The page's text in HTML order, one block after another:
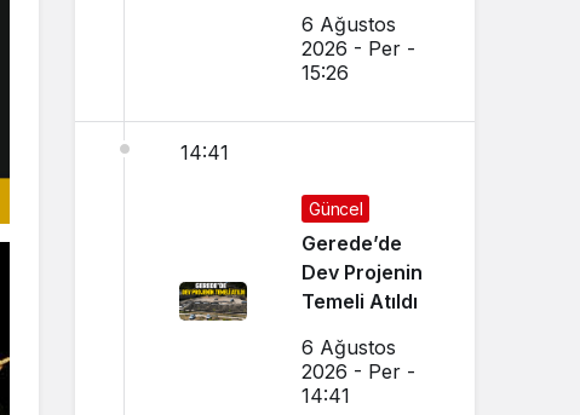
Sürdürüyor
6 Ağustos
2026 - Per -
15:26
14:41
Güncel
Gerede’de
Dev Projenin
Temeli Atıldı
6 Ağustos
2026 - Per -
14:41